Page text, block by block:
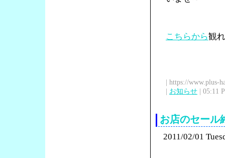
こちらから観
| https://www.plus-
| お知らせ | 05:11
お店のセール
2011/02/01